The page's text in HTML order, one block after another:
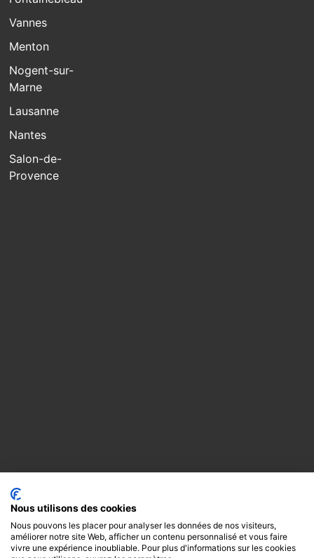
Vannes
Menton
Nogent-sur-
Marne
Lausanne
Nantes
Salon-de-
Provence
Nous utilisons des cookies
Nous pouvons les placer pour analyser les données de nos visiteurs,
améliorer notre site Web, afficher un contenu personnalisé et vous faire
vivre une expérience inoubliable. Pour plus d'informations sur les cookies